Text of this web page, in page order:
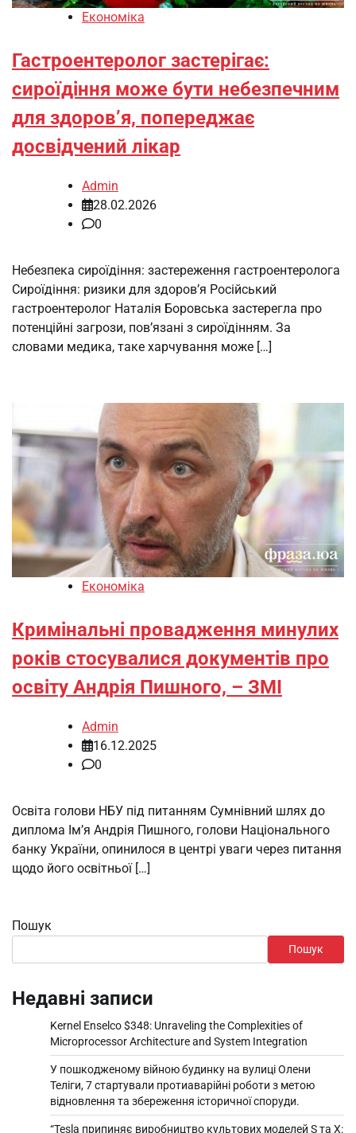
Економіка
Гастроентеролог застерігає:
сироїдіння може бути небезпечним
для здоров’я, попереджає
досвідчений лікар
Admin
28.02.2026
0
Небезпека сироїдіння: застереження гастроентеролога
Сироїдіння: ризики для здоров’я Російський
гастроентеролог Наталія Боровська застерегла про
потенційні загрози, пов’язані з сироїдінням. За
словами медика, таке харчування може […]
Економіка
Кримінальні провадження минулих
років стосувалися документів про
освіту Андрія Пишного, – ЗМІ
Admin
16.12.2025
0
Освіта голови НБУ під питанням Сумнівний шлях до
диплома Ім’я Андрія Пишного, голови Національного
банку України, опинилося в центрі уваги через питання
щодо його освітньої […]
Пошук
Пошук
Недавні записи
Kernel Enselco $348: Unraveling the Complexities of
Microprocessor Architecture and System Integration
У пошкодженому війною будинку на вулиці Олени
Теліги, 7 стартували протиаварійні роботи з метою
відновлення та збереження історичної споруди.
“Tesla припиняє виробництво культових моделей S та X: